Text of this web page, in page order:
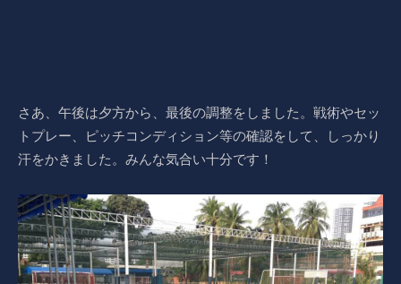
さあ、午後は夕方から、最後の調整をしました。戦術やセッ
トプレー、ピッチコンディション等の確認をして、しっかり
汗をかきました。みんな気合い十分です！